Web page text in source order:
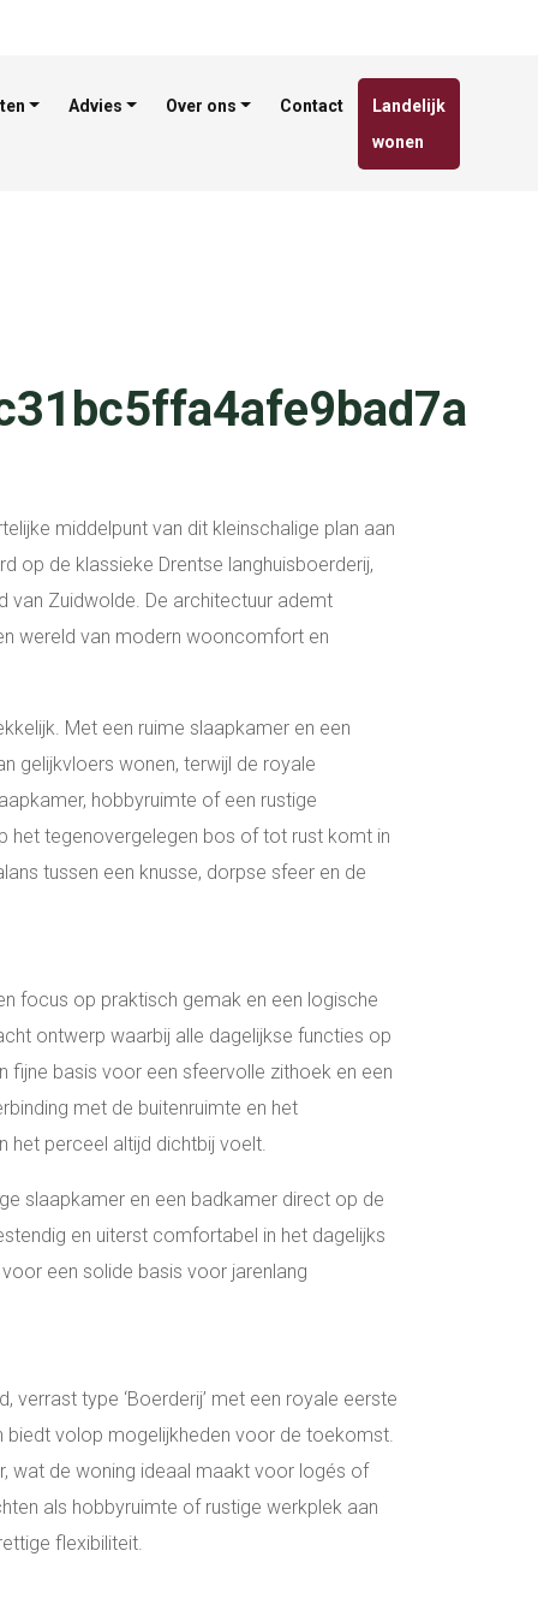
Advies Over ons Contact
Landelijk
wonen
middelpunt van dit kleinschalige plan aan
op de klassieke Drentse langhuisboerderij,
van Zuidwolde. De architectuur ademt
wereld van modern wooncomfort en
Met een ruime slaapkamer en een
gelijkvloers wonen, terwijl de royale
hobbyruimte of een rustige
het tegenovergelegen bos of tot rust komt in
tussen een knusse, dorpse sfeer en de
focus op praktisch gemak en een logische
ontwerp waarbij alle dagelijkse functies op
fijne basis voor een sfeervolle zithoek en een
met de buitenruimte en het
het perceel altijd dichtbij voelt.
slaapkamer en een badkamer direct op de
en uiterst comfortabel in het dagelijks
een solide basis voor jarenlang
type ‘Boerderij’ met een royale eerste
biedt volop mogelijkheden voor de toekomst.
wat de woning ideaal maakt voor logés of
als hobbyruimte of rustige werkplek aan
flexibiliteit.